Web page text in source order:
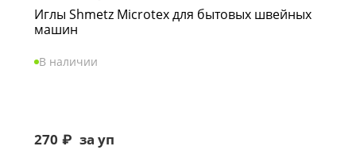
Иглы Shmetz Microtex для бытовых швейных
машин
В наличии
270 ₽ за уп